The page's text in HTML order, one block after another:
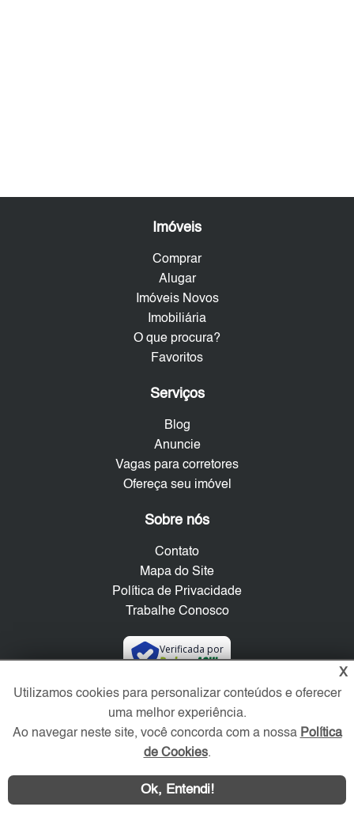
Imóveis
Comprar
Alugar
Imóveis Novos
Imobiliária
O que procura?
Favoritos
Serviços
Blog
Anuncie
Vagas para corretores
Ofereça seu imóvel
Sobre nós
Contato
Mapa do Site
Política de Privacidade
Trabalhe Conosco
Verificada por
Redes Sociais
X
Utilizamos cookies para personalizar conteúdos e oferecer
uma melhor experiência.
Ao navegar neste site, você concorda com a nossa Política
de Cookies.
Ok, Entendi!